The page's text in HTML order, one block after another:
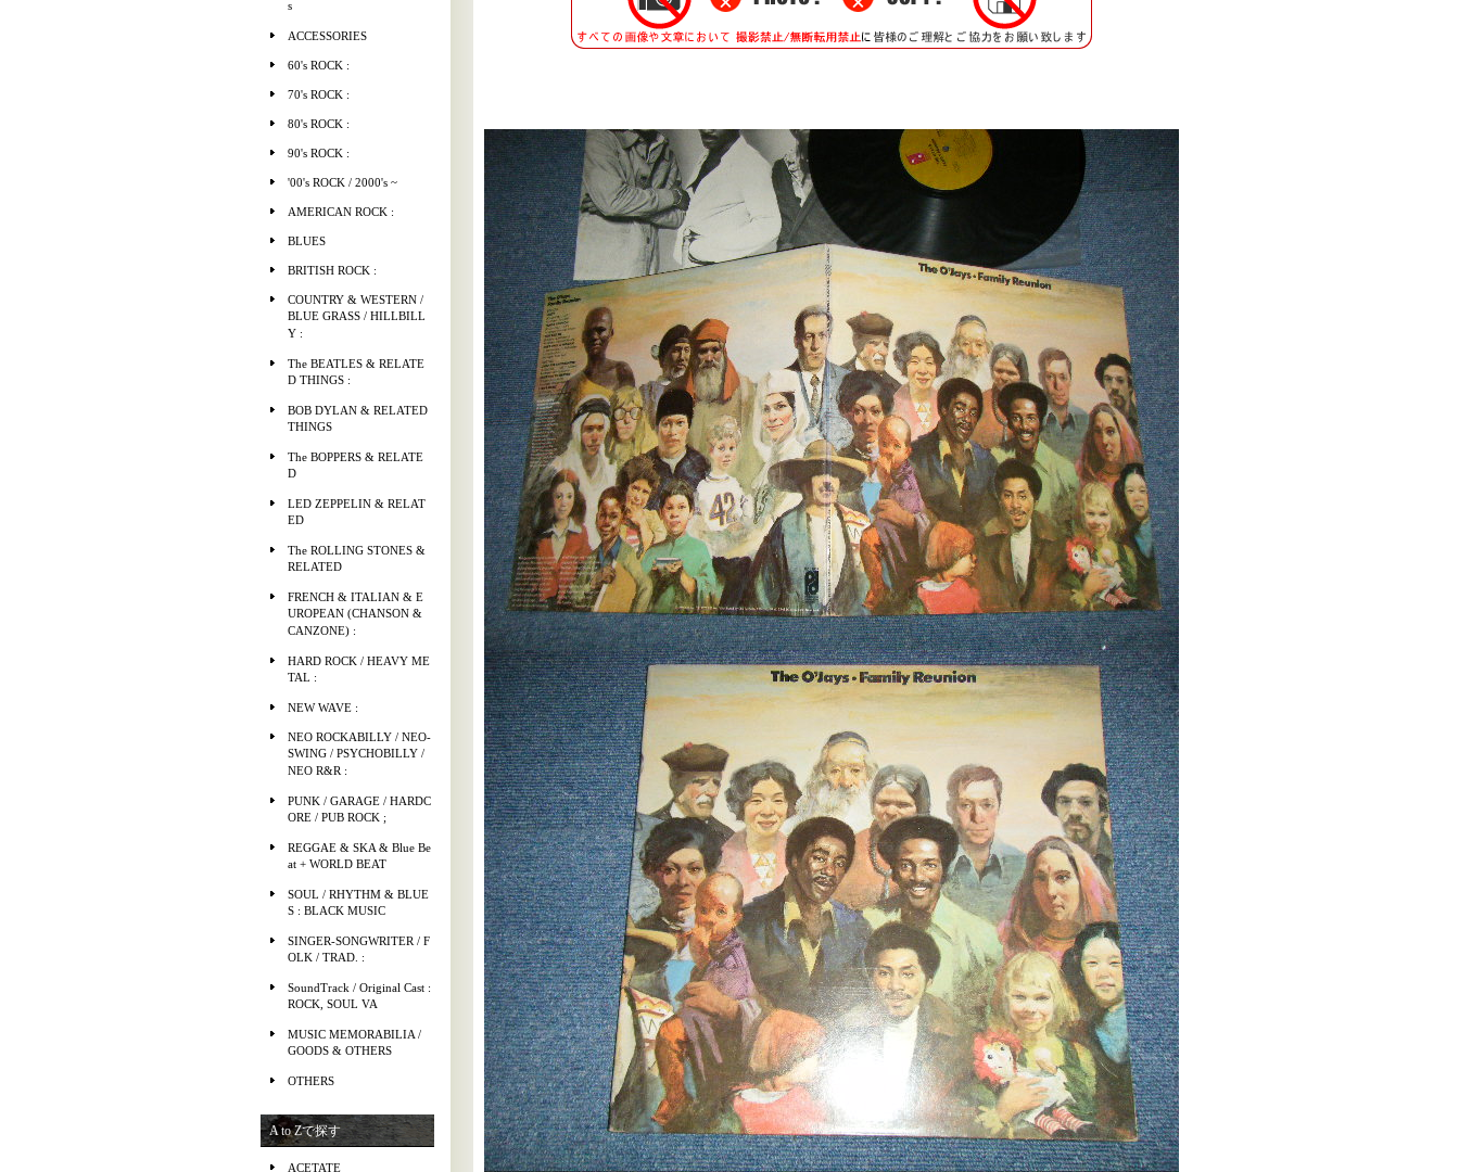
s
ACCESSORIES
60's ROCK :
70's ROCK :
80's ROCK :
90's ROCK :
'00's ROCK / 2000's ~
AMERICAN ROCK :
BLUES
BRITISH ROCK :
COUNTRY & WESTERN /
BLUE GRASS / HILLBILL
Y :
The BEATLES & RELATE
D THINGS :
BOB DYLAN & RELATED
THINGS
The BOPPERS & RELATE
D
LED ZEPPELIN & RELAT
ED
The ROLLING STONES &
RELATED
FRENCH & ITALIAN & E
UROPEAN (CHANSON &
CANZONE) :
HARD ROCK / HEAVY ME
TAL :
NEW WAVE :
NEO ROCKABILLY / NEO-
SWING / PSYCHOBILLY /
NEO R&R :
PUNK / GARAGE / HARDC
ORE / PUB ROCK ;
REGGAE & SKA & Blue Be
at + WORLD BEAT
SOUL / RHYTHM & BLUE
S : BLACK MUSIC
SINGER-SONGWRITER / F
OLK / TRAD. :
SoundTrack / Original Cast :
ROCK, SOUL VA
MUSIC MEMORABILIA /
GOODS & OTHERS
OTHERS
A to Zで探す
ACETATE